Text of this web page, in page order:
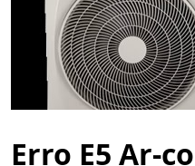
Erro E5 Ar-